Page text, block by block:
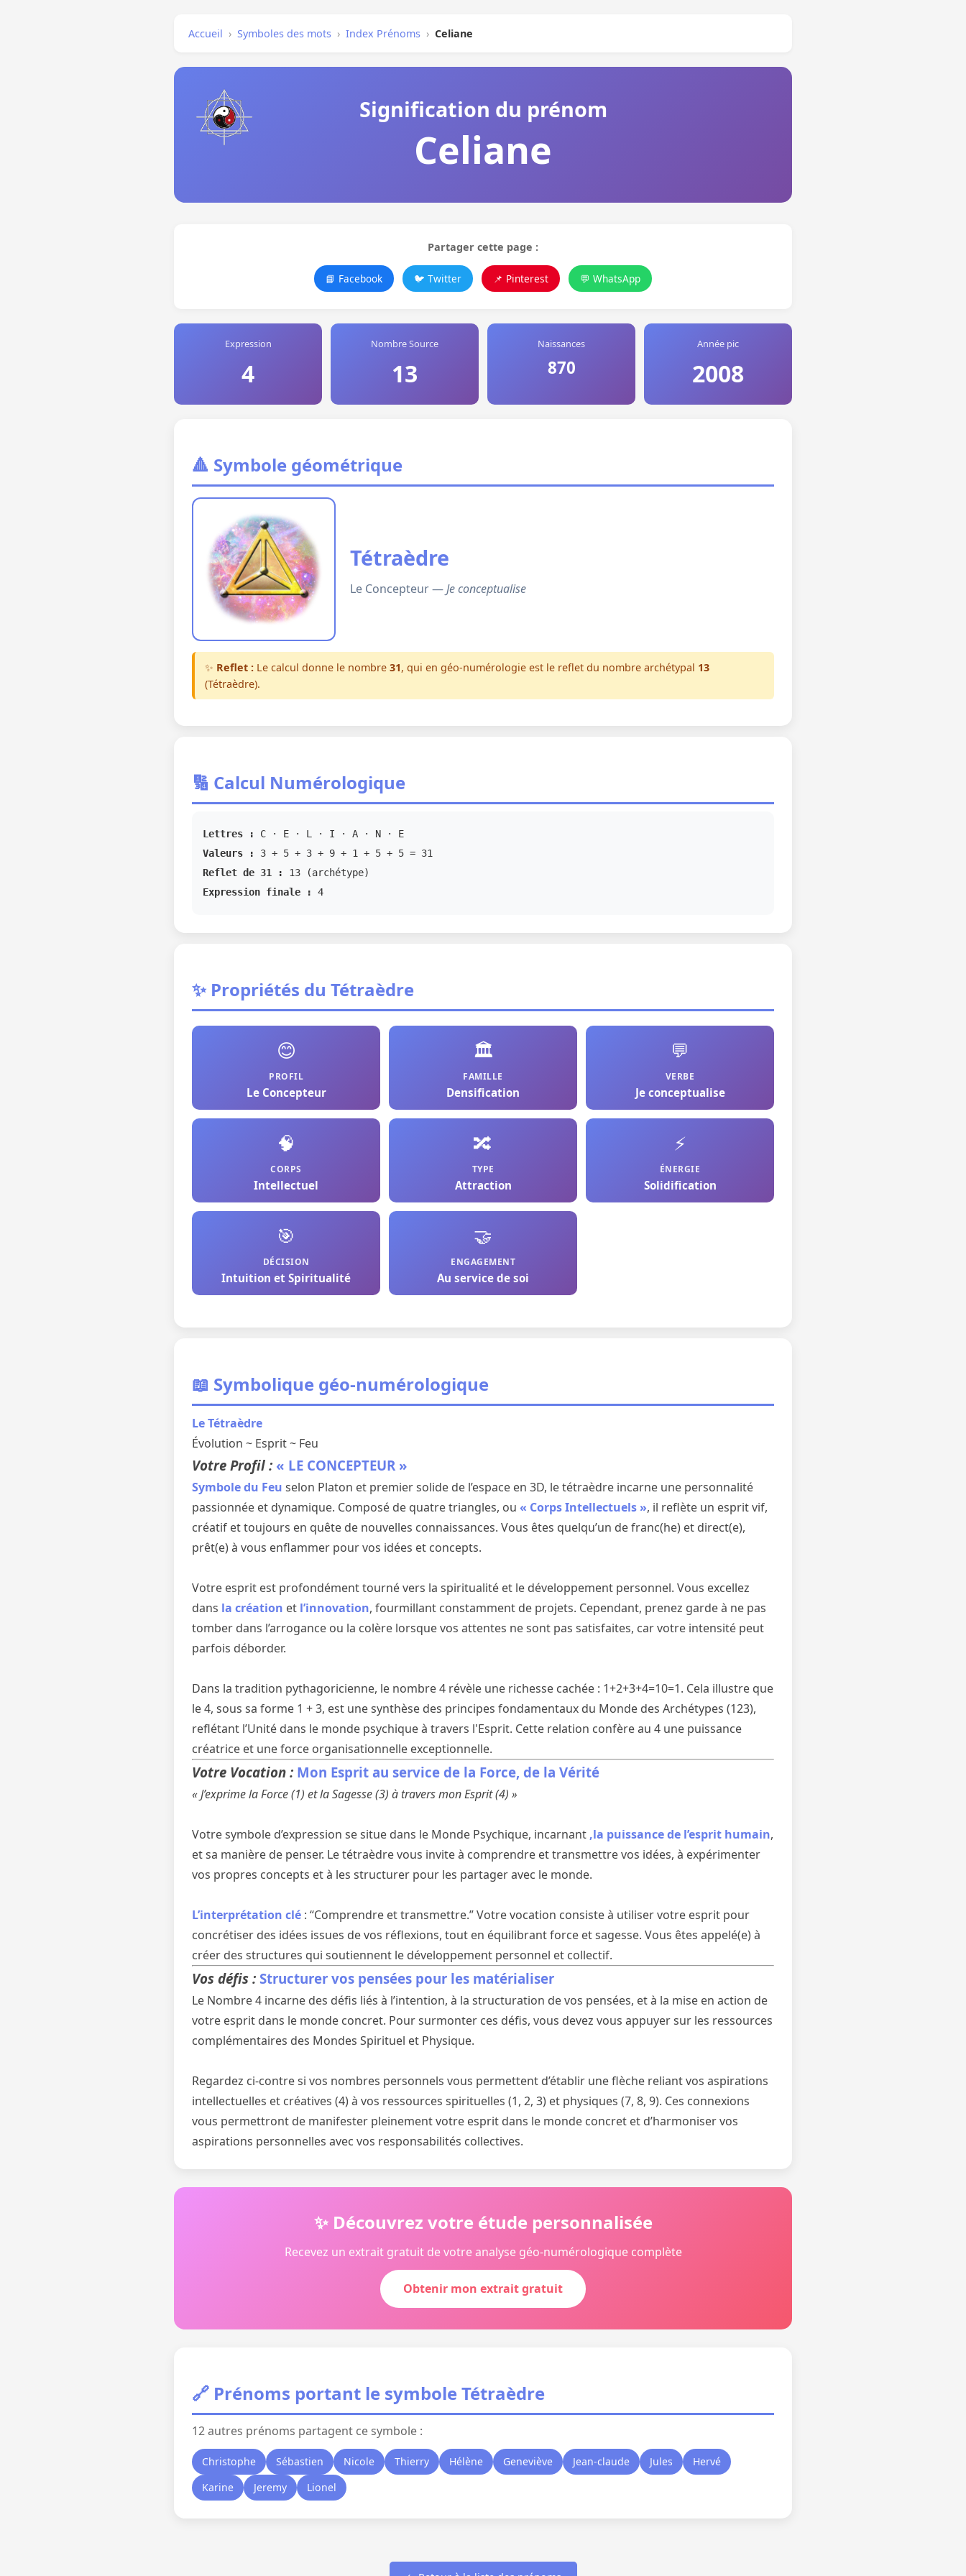
Accueil › Symboles des mots › Index Prénoms › Celiane
Signification du prénom
Celiane
Partager cette page :
📘 Facebook 🐦 Twitter 📌 Pinterest 💬 WhatsApp
Expression
4
Nombre Source
13
Naissances
870
Année pic
2008
🔺 Symbole géométrique
Tétraèdre
Le Concepteur —Je conceptualise
✨ Reflet : Le calcul donne le nombre 31, qui en géo-numérologie est le reflet du nombre archétypal 13
(Tétraèdre).
🔢 Calcul Numérologique
Lettres :
C · E · L · I · A · N · E
Valeurs :
3 + 5 + 3 + 9 + 1 + 5 + 5 = 31
Reflet de 31 :
13 (archétype)
Expression finale :
4
✨ Propriétés du Tétraèdre
😊
PROFIL
Le Concepteur
🏛️
FAMILLE
Densification
💬
VERBE
Je conceptualise
🧠
CORPS
Intellectuel
🔀
TYPE
Attraction
⚡
ÉNERGIE
Solidification
🎯
DÉCISION
Intuition et Spiritualité
🤝
ENGAGEMENT
Au service de soi
📖 Symbolique géo-numérologique
Le Tétraèdre
Évolution ~ Esprit ~ Feu
Votre Profil : « LE CONCEPTEUR »
Symbole du Feu selon Platon et premier solide de l’espace en 3D, le tétraèdre incarne une personnalité
passionnée et dynamique. Composé de quatre triangles, ou « Corps Intellectuels », il reflète un esprit vif,
créatif et toujours en quête de nouvelles connaissances. Vous êtes quelqu’un de franc(he) et direct(e),
prêt(e) à vous enflammer pour vos idées et concepts.
Votre esprit est profondément tourné vers la spiritualité et le développement personnel. Vous excellez
dans la création et l’innovation, fourmillant constamment de projets. Cependant, prenez garde à ne pas
tomber dans l’arrogance ou la colère lorsque vos attentes ne sont pas satisfaites, car votre intensité peut
parfois déborder.
Dans la tradition pythagoricienne, le nombre 4 révèle une richesse cachée : 1+2+3+4=10=1. Cela illustre que
le 4, sous sa forme 1 + 3, est une synthèse des principes fondamentaux du Monde des Archétypes (123),
reflétant l’Unité dans le monde psychique à travers l'Esprit. Cette relation confère au 4 une puissance
créatrice et une force organisationnelle exceptionnelle.
Votre Vocation : Mon Esprit au service de la Force, de la Vérité
« J’exprime la Force (1) et la Sagesse (3) à travers mon Esprit (4) »
Votre symbole d’expression se situe dans le Monde Psychique, incarnant ,la puissance de l’esprit humain,
et sa manière de penser. Le tétraèdre vous invite à comprendre et transmettre vos idées, à expérimenter
vos propres concepts et à les structurer pour les partager avec le monde.
L’interprétation clé : “Comprendre et transmettre.” Votre vocation consiste à utiliser votre esprit pour
concrétiser des idées issues de vos réflexions, tout en équilibrant force et sagesse. Vous êtes appelé(e) à
créer des structures qui soutiennent le développement personnel et collectif.
Vos défis : Structurer vos pensées pour les matérialiser
Le Nombre 4 incarne des défis liés à l’intention, à la structuration de vos pensées, et à la mise en action de
votre esprit dans le monde concret. Pour surmonter ces défis, vous devez vous appuyer sur les ressources
complémentaires des Mondes Spirituel et Physique.
Regardez ci-contre si vos nombres personnels vous permettent d’établir une flèche reliant vos aspirations
intellectuelles et créatives (4) à vos ressources spirituelles (1, 2, 3) et physiques (7, 8, 9). Ces connexions
vous permettront de manifester pleinement votre esprit dans le monde concret et d’harmoniser vos
aspirations personnelles avec vos responsabilités collectives.
✨ Découvrez votre étude personnalisée
Recevez un extrait gratuit de votre analyse géo-numérologique complète
Obtenir mon extrait gratuit
🔗 Prénoms portant le symbole Tétraèdre
12 autres prénoms partagent ce symbole :
Christophe Sébastien Nicole Thierry Hélène Geneviève Jean-claude Jules
Hervé
Karine
Jeremy Lionel